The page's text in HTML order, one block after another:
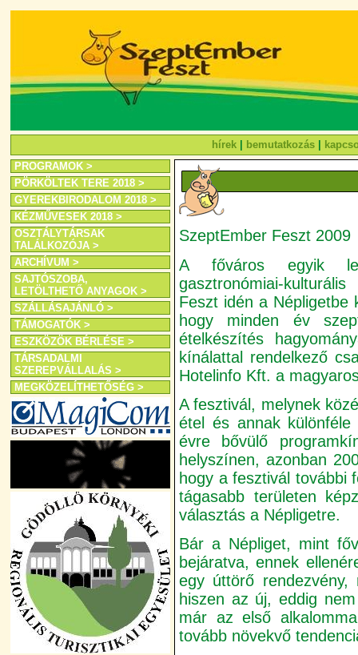
hírek bemutatkozás
PROGRAMOK >
PÖRKÖLTEK TERE 2018 >
GYEREKBIRODALOM 2018 >
KÉZMŰVESEK 2018 >
OSZTÁLYTÁRSAK
TALÁLKOZÓJA >
ARCHÍVUM >
SAJTÓSZOBA,
LETÖLTHETŐ ANYAGOK >
SZÁLLÁSAJÁNLÓ >
TÁMOGATÓK >
ESZKÖZÖK BÉRLÉSE >
TÁRSADALMI
SZEREPVÁLLALÁS >
MEGKÖZELÍTHETŐSÉG >
SzeptEmber Feszt 2009
A főváros egyik
gasztronómiai-
Feszt idén a Népligetbe
hogy minden év
ételkészítés
kínálattal rendelkező
Hotelinfo Kft. a
A fesztivál, melynek
étel és annak
évre bővülő
helyszínen, azonban
hogy a fesztivál további
tágasabb területen
választás a Népligetre.
Bár a Népliget, mint
bejáratva, ennek
egy úttörő rendezvény,
hiszen az új, eddig
már az első
tovább növekvő